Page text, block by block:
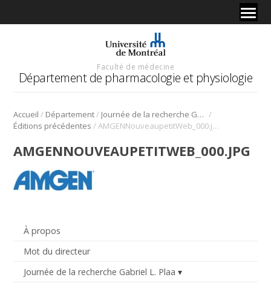
Faculté de médecine
Département de pharmacologie et physiologie
Accueil / Département/ Journée de la recherche Gabriel L. Plaa /
Éditions précédentes / AMGENNouveaupetitWeb_000.jpg
À propos
Mot du directeur
Journée de la recherche Gabriel L. Plaa
AMGENNOUVEAUPETITWEB_000.JPG